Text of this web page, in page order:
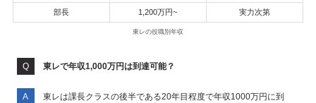
部長 1,200万円~ 実力次第
東レの役職別年収
東レで年収1,000万円は到達可能？
東レは課長クラスの後半である20年目程度で年収1000万円に到